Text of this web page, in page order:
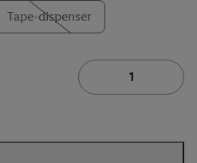
Tape-dispenser